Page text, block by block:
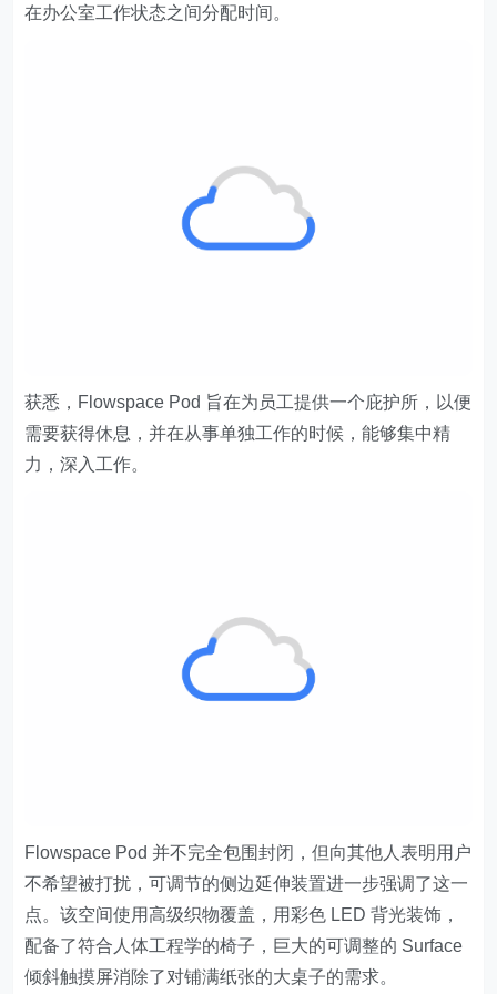
在办公室工作状态之间分配时间。
获悉，Flowspace Pod 旨在为员工提供一个庇护所，以便
需要获得休息，并在从事单独工作的时候，能够集中精
力，深入工作。
Flowspace Pod 并不完全包围封闭，但向其他人表明用户
不希望被打扰，可调节的侧边延伸装置进一步强调了这一
点。该空间使用高级织物覆盖，用彩色 LED 背光装饰，
配备了符合人体工程学的椅子，巨大的可调整的 Surface
倾斜触摸屏消除了对铺满纸张的大桌子的需求。